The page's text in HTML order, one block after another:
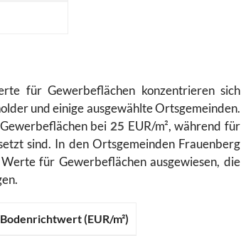
für Gewerbeflächen konzentrieren sich
und einige ausgewählte Ortsgemeinden.
bei 25 EUR/m², während für
sind. In den Ortsgemeinden Frauenberg
für Gewerbeflächen ausgewiesen, die
Bodenrichtwert (EUR/m²)